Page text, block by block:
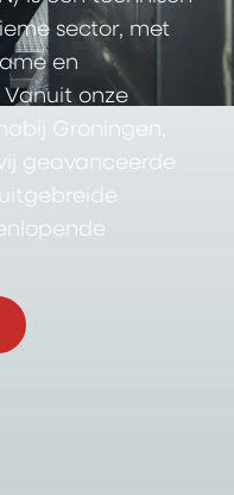
sector, met
en
onze
Groningen,
geavanceerde